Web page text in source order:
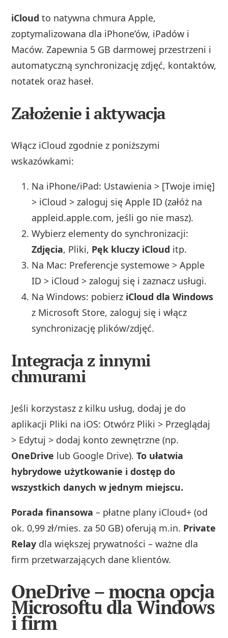
iCloud to natywna chmura Apple,
zoptymalizowana dla iPhone’ów, iPadów i
Maców. Zapewnia 5 GB darmowej przestrzeni i
automatyczną synchronizację zdjęć, kontaktów,
notatek oraz haseł.
Założenie i aktywacja
Włącz iCloud zgodnie z poniższymi
wskazówkami:
Na iPhone/iPad: Ustawienia > [Twoje imię]
> iCloud > zaloguj się Apple ID (załóż na
appleid.apple.com, jeśli go nie masz).
Wybierz elementy do synchronizacji:
Zdjęcia, Pliki, Pęk kluczy iCloud itp.
Na Mac: Preferencje systemowe > Apple
ID > iCloud > zaloguj się i zaznacz usługi.
Na Windows: pobierz iCloud dla Windows
z Microsoft Store, zaloguj się i włącz
synchronizację plików/zdjęć.
Integracja z innymi
chmurami
Jeśli korzystasz z kilku usług, dodaj je do
aplikacji Pliki na iOS: Otwórz Pliki > Przeglądaj
> Edytuj > dodaj konto zewnętrzne (np.
OneDrive lub Google Drive).To ułatwia
hybrydowe użytkowanie i dostęp do
wszystkich danych w jednym miejscu.
Porada finansowa – płatne plany iCloud+ (od
ok. 0,99 zł/mies. za 50 GB) oferują m.in. Private
Relay dla większej prywatności – ważne dla
firm przetwarzających dane klientów.
OneDrive – mocna opcja
Microsoftu dla Windows
i firm